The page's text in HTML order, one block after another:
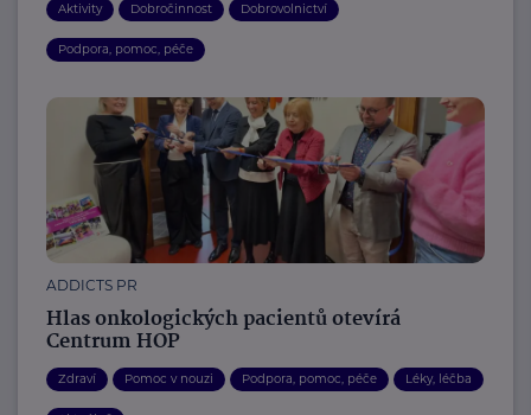
Aktivity Dobročinnost Dobrovolnictví
Podpora, pomoc, péče
ADDICTS PR
Hlas onkologických pacientů otevírá
Centrum HOP
Zdraví Pomoc v nouzi Podpora, pomoc, péče Léky, léčba